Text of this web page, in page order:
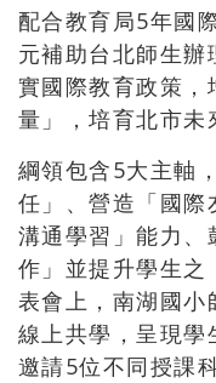
配合教育局5年國
元補助台北師生辦
實國際教育政策，
量」，培育北市未
綱領包含5大主軸
任」、營造「國際
溝通學習」能力、
作」並提升學生之
表會上，南湖國小
線上共學，呈現學
邀請5位不同授課